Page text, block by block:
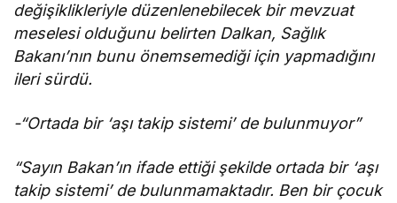
değişiklikleriyle düzenlenebilecek bir mevzuat
meselesi olduğunu belirten Dalkan, Sağlık
Bakanı’nın bunu önemsemediği için yapmadığını
ileri sürdü.
-“Ortada bir ‘aşı takip sistemi’ de bulunmuyor”
“Sayın Bakan’ın ifade ettiği şekilde ortada bir ‘aşı
takip sistemi’ de bulunmamaktadır. Ben bir çocuk